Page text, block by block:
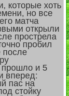
которые хоть
но все
матча
открыли
прострела
пробил
после
прошло и 5
вперед:
пас на
стойку